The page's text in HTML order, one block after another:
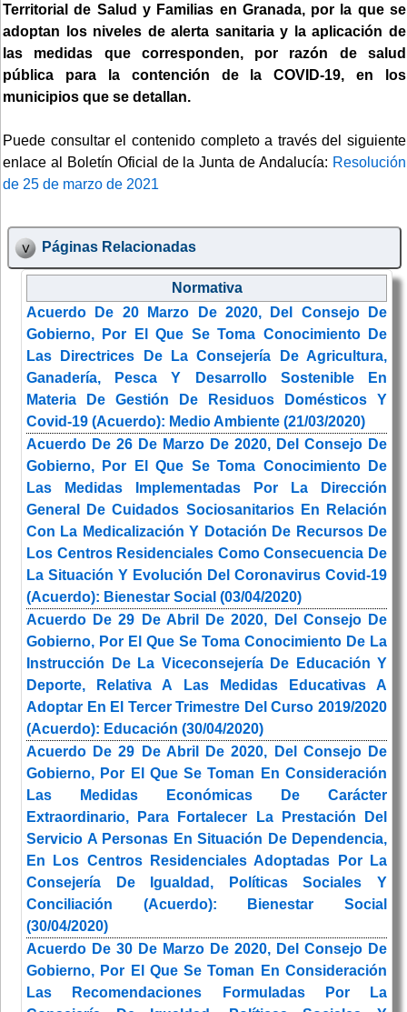
Territorial de Salud y Familias en Granada, por la que se
adoptan los niveles de alerta sanitaria y la aplicación de
las medidas que corresponden, por razón de salud
pública para la contención de la COVID-19, en los
municipios que se detallan.
Puede consultar el contenido completo a través del siguiente
enlace al Boletín Oficial de la Junta de Andalucía: Resolución
de 25 de marzo de 2021
Páginas Relacionadas
Normativa
Acuerdo De 20 Marzo De 2020, Del Consejo De
Gobierno, Por El Que Se Toma Conocimiento De
Las Directrices De La Consejería De Agricultura,
Ganadería, Pesca Y Desarrollo Sostenible En
Materia De Gestión De Residuos Domésticos Y
Covid-19 (Acuerdo): Medio Ambiente (21/03/2020)
Acuerdo De 26 De Marzo De 2020, Del Consejo De
Gobierno, Por El Que Se Toma Conocimiento De
Las Medidas Implementadas Por La Dirección
General De Cuidados Sociosanitarios En Relación
Con La Medicalización Y Dotación De Recursos De
Los Centros Residenciales Como Consecuencia De
La Situación Y Evolución Del Coronavirus Covid-19
(Acuerdo): Bienestar Social (03/04/2020)
Acuerdo De 29 De Abril De 2020, Del Consejo De
Gobierno, Por El Que Se Toma Conocimiento De La
Instrucción De La Viceconsejería De Educación Y
Deporte, Relativa A Las Medidas Educativas A
Adoptar En El Tercer Trimestre Del Curso 2019/2020
(Acuerdo): Educación (30/04/2020)
Acuerdo De 29 De Abril De 2020, Del Consejo De
Gobierno, Por El Que Se Toman En Consideración
Las Medidas Económicas De Carácter
Extraordinario, Para Fortalecer La Prestación Del
Servicio A Personas En Situación De Dependencia,
En Los Centros Residenciales Adoptadas Por La
Consejería De Igualdad, Políticas Sociales Y
Conciliación (Acuerdo): Bienestar Social
(30/04/2020)
Acuerdo De 30 De Marzo De 2020, Del Consejo De
Gobierno, Por El Que Se Toman En Consideración
Las Recomendaciones Formuladas Por La